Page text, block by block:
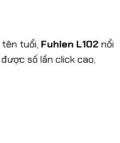
tuổi, Fuhlen L102 nổi
số lần click cao,